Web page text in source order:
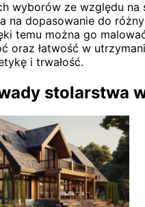
wyborów ze względu
na dopasowanie do
temu można go
oraz łatwość w
i trwałość.
stolarstwa